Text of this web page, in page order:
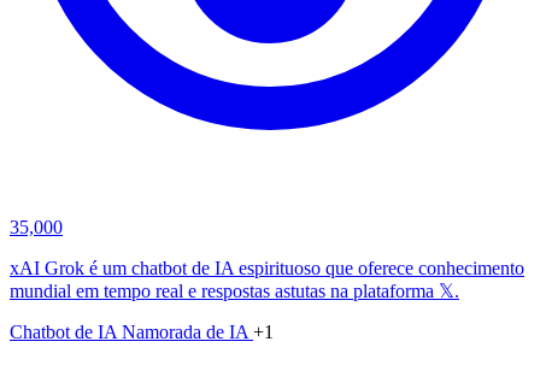
35,000
xAI Grok é um chatbot de IA espirituoso que oferece conhecimento
mundial em tempo real e respostas astutas na plataforma 𝕏.
Chatbot de IA Namorada de IA +1